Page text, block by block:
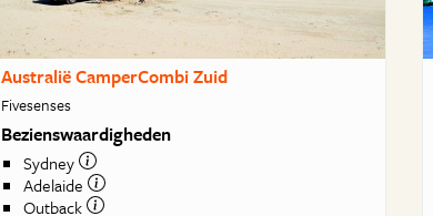
Australië CamperCombi Zuid
Fivesenses
Bezienswaardigheden
Sydney
Adelaide
Outback